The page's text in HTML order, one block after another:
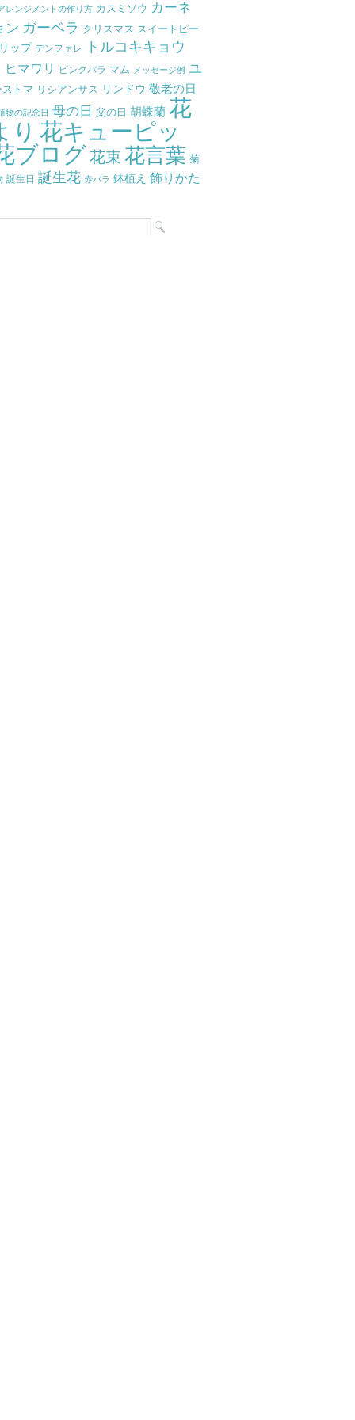
レンジメントの作り方 カスミソウ カーネ
ン ガーベラ クリスマス スイートピー
ップ デンファレ トルコキキョウ
ヒマワリ ピンクバラ マム メッセージ例 ユ
ストマ リシアンサス リンドウ 敬老の日
物の記念日 母の日 父の日 胡蝶蘭 花
り 花キューピッ
ブログ 花束 花言葉 菊
誕生日 誕生花 赤バラ 鉢植え 飾りかた